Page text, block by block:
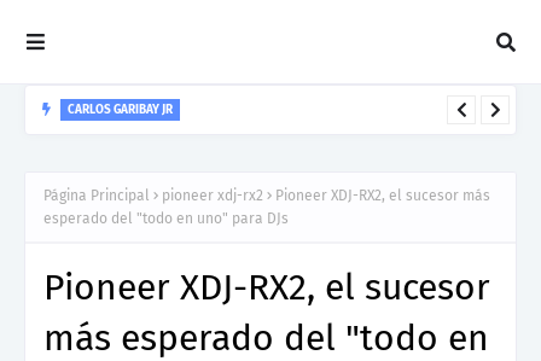
CARLOS GARIBAY JR
Página Principal pioneer xdj-rx2
Pioneer XDJ-RX2, el sucesor más
esperado del "todo en uno" para DJs
Pioneer XDJ-RX2, el sucesor
más esperado del "todo en